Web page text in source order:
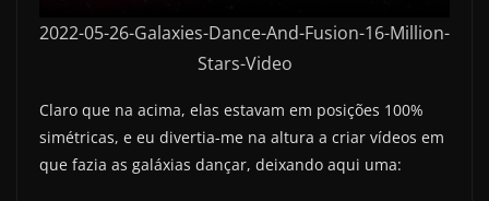
2022-05-26-Galaxies-Dance-And-Fusion-16-Million-
Stars-Video
Claro que na acima, elas estavam em posições 100%
simétricas, e eu divertia-me na altura a criar vídeos em
que fazia as galáxias dançar, deixando aqui uma: